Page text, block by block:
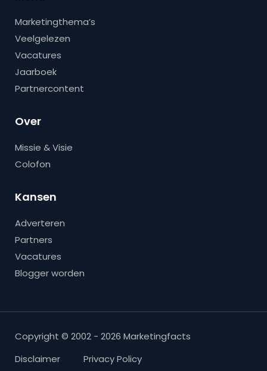
Marketingthema’s
Veelgelezen
Vacatures
Jaarboek
Partnercontent
Over
Missie & Visie
Colofon
Kansen
Adverteren
Partners
Vacatures
Blogger worden
Copyright © 2002 - 2026 Marketingfacts
Disclaimer
Privacy Policy